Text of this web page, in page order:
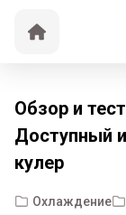
Обзор и
Доступный
кулер
Охлаждение